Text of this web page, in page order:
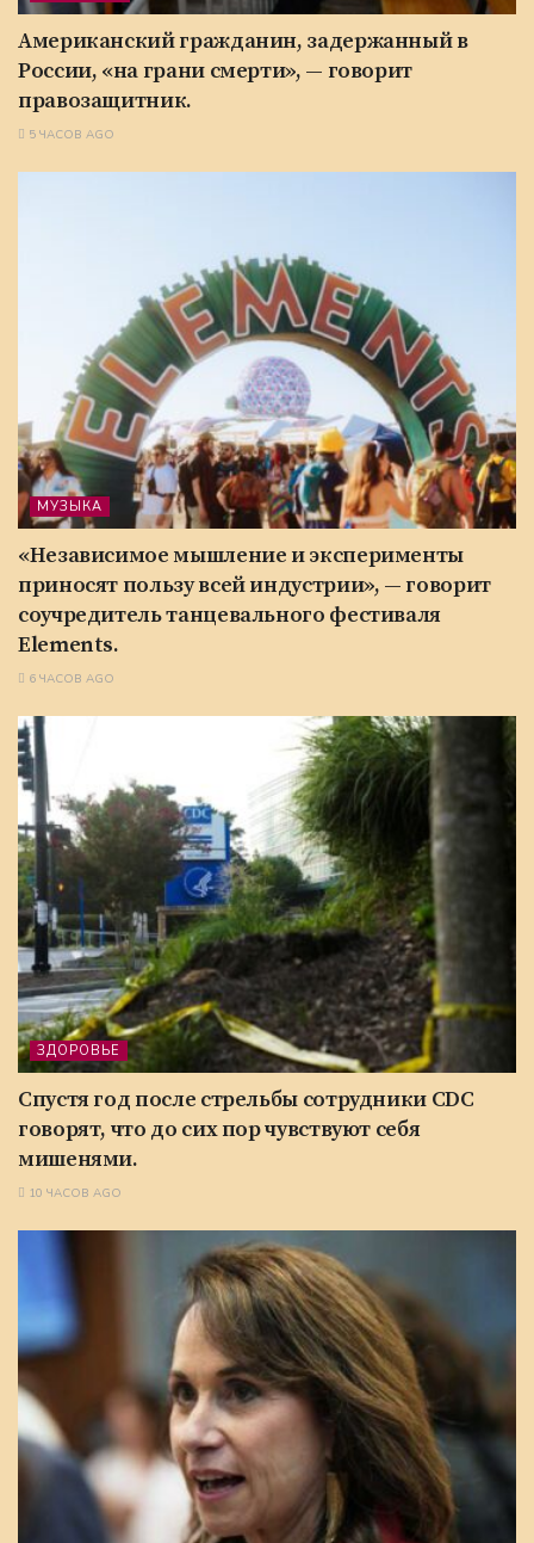
Американский гражданин, задержанный в
России, «на грани смерти», — говорит
правозащитник.
5 ЧАСОВ AGO
МУЗЫКА
«Независимое мышление и эксперименты
приносят пользу всей индустрии», — говорит
соучредитель танцевального фестиваля
Elements.
6 ЧАСОВ AGO
ЗДОРОВЬЕ
Спустя год после стрельбы сотрудники CDC
говорят, что до сих пор чувствуют себя
мишенями.
10 ЧАСОВ AGO